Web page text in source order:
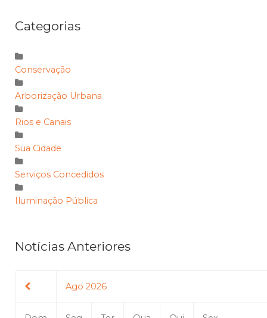
Categorias
Conservação
Arborização Urbana
Rios e Canais
Sua Cidade
Serviços Concedidos
Iluminação Pública
Notícias Anteriores
Ago 2026